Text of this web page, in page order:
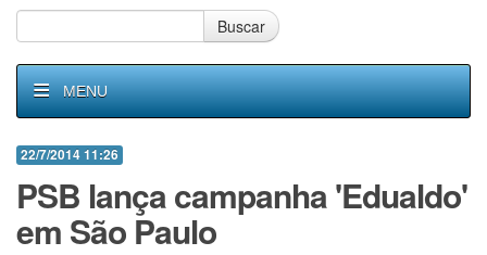
Buscar
MENU
22/7/2014 11:26
PSB lança campanha 'Edualdo'
em São Paulo